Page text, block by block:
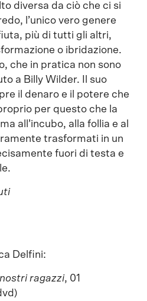
diversa da ciò che ci si
l’unico vero genere
più di tutti gli altri,
o ibridazione.
che in pratica non sono
a Billy Wilder. Il suo
il denaro e il potere che
per questo che la
all’incubo, alla follia e al
trasformati in un
fuori di testa e
Delfini:
ragazzi, 01